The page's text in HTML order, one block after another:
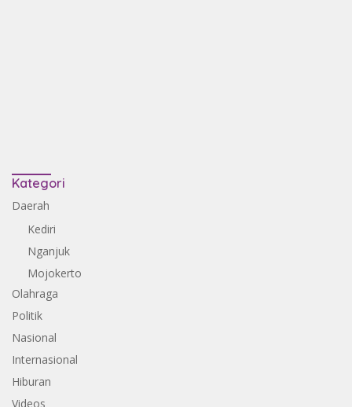
Kategori
Daerah
Kediri
Nganjuk
Mojokerto
Olahraga
Politik
Nasional
Internasional
Hiburan
Videos